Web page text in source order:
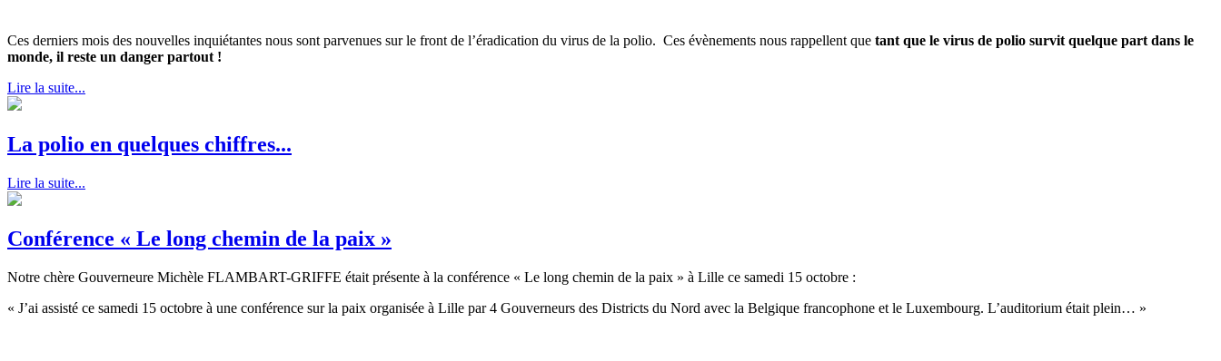
Ces derniers mois des nouvelles inquiétantes nous sont parvenues sur le front de l’éradication du virus de la polio. Ces évènements nous rappellent que tant que le virus de polio survit quelque part dans le
monde, il reste un danger partout !
Lire la suite...
La polio en quelques chiffres...
Lire la suite...
Conférence « Le long chemin de la paix »
Notre chère Gouverneure Michèle FLAMBART-GRIFFE était présente à la conférence « Le long chemin de la paix » à Lille ce samedi 15 octobre :
« J’ai assisté ce samedi 15 octobre à une conférence sur la paix organisée à Lille par 4 Gouverneurs des Districts du Nord avec la Belgique francophone et le Luxembourg. L’auditorium était plein… »